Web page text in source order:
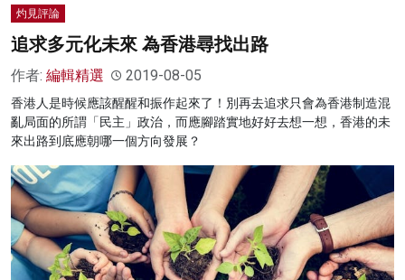
灼見評論
追求多元化未來 為香港尋找出路
作者: 編輯精選 2019-08-05
香港人是時候應該醒醒和振作起來了！別再去追求只會為香港制造混
亂局面的所謂「民主」政治，而應腳踏實地好好去想一想，香港的未
來出路到底應朝哪一個方向發展？